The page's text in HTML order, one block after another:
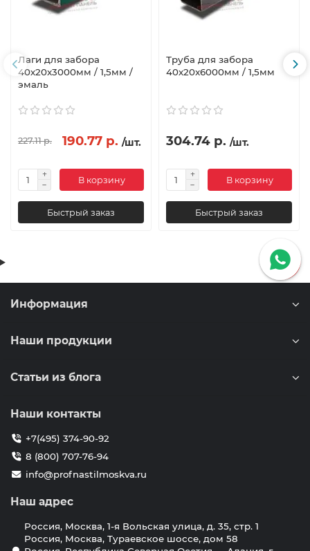
Лаги для забора
40х20x3000мм / 1,5мм /
эмаль
227.11 р. 190.77 р. /шт.
В корзину
Быстрый заказ
Труба для забора
40х20x6000мм / 1,5мм
304.74 р. /шт.
В корзину
Быстрый заказ
Информация
Наши продукции
Статьи из блога
Наши контакты
+7(495) 374-90-92
8 (800) 707-76-94
info@profnastilmoskva.ru
Наш адрес
Россия, Москва, 1-я Вольская улица, д. 35, стр. 1
Россия, Москва, Тураевское шоссе, дом 58